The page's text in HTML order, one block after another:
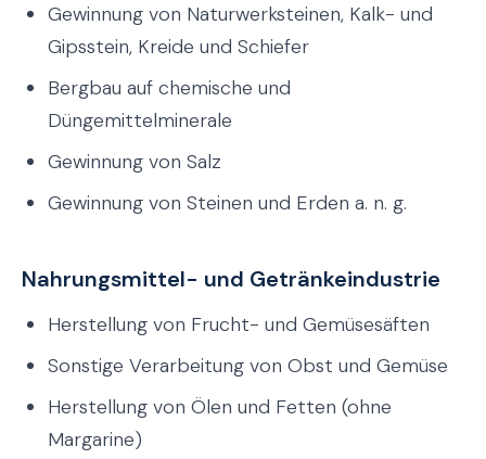
Gewinnung von Naturwerksteinen, Kalk- und
Gipsstein, Kreide und Schiefer
Bergbau auf chemische und
Düngemittelminerale
Gewinnung von Salz
Gewinnung von Steinen und Erden a. n. g.
Nahrungsmittel- und Getränkeindustrie
Herstellung von Frucht- und Gemüsesäften
Sonstige Verarbeitung von Obst und Gemüse
Herstellung von Ölen und Fetten (ohne
Margarine)